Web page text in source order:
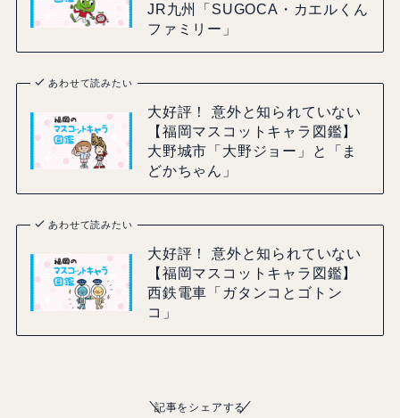
JR九州「SUGOCA・カエルくん
ファミリー」
あわせて読みたい
大好評！ 意外と知られていない
【福岡マスコットキャラ図鑑】
大野城市「大野ジョー」と「ま
どかちゃん」
あわせて読みたい
大好評！ 意外と知られていない
【福岡マスコットキャラ図鑑】
西鉄電車「ガタンコとゴトン
コ」
記事をシェアする